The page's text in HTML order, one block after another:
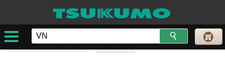
ツクモネットショップ
HDD（ハードディスク）
内蔵HDD